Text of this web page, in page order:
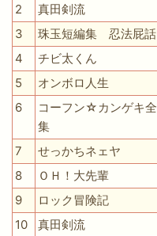
2
真田剣流
3
珠玉短編集 忍法屁話
4
チビ太くん
5
オンボロ人生
6
コーフン☆カンゲキ全
集
7 せっかちネェヤ
8
ＯＨ！大先輩
9
ロック冒険記
10
真田剣流